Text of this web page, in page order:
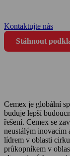
Kontaktujte nás
Stáhnout
Cemex je globální
buduje lepší
řešení. Cemex se
neustálým inovacím
lídrem v oblasti
průkopníkem v